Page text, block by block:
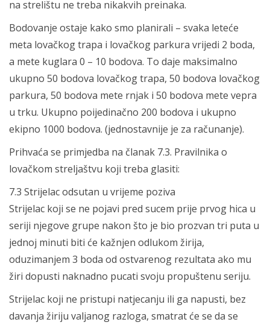
na strelištu ne treba nikakvih preinaka.
Bodovanje ostaje kako smo planirali – svaka leteće
meta lovačkog trapa i lovačkog parkura vrijedi 2 boda,
a mete kuglara 0 – 10 bodova. To daje maksimalno
ukupno 50 bodova lovačkog trapa, 50 bodova lovačkog
parkura, 50 bodova mete rnjak i 50 bodova mete vepra
u trku. Ukupno poijedinačno 200 bodova i ukupno
ekipno 1000 bodova. (jednostavnije je za računanje).
Prihvaća se primjedba na članak 7.3. Pravilnika o
lovačkom streljaštvu koji treba glasiti:
7.3 Strijelac odsutan u vrijeme poziva
Strijelac koji se ne pojavi pred sucem prije prvog hica u
seriji njegove grupe nakon što je bio prozvan tri puta u
jednoj minuti biti će kažnjen odlukom žirija,
oduzimanjem 3 boda od ostvarenog rezultata ako mu
žiri dopusti naknadno pucati svoju propuštenu seriju.
Strijelac koji ne pristupi natjecanju ili ga napusti, bez
davanja žiriju valjanog razloga, smatrat će se da se